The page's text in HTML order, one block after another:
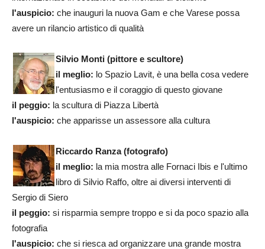
l'auspicio: che inauguri la nuova Gam e che Varese possa
avere un rilancio artistico di qualità
Silvio Monti (pittore e scultore)
il meglio: lo Spazio Lavit, è una bella cosa vedere
l'entusiasmo e il coraggio di questo giovane
il peggio: la scultura di Piazza Libertà
l'auspicio: che apparisse un assessore alla cultura
Riccardo Ranza (fotografo)
il meglio: la mia mostra alle Fornaci Ibis e l'ultimo
libro di Silvio Raffo, oltre ai diversi interventi di
Sergio di Siero
il peggio: si risparmia sempre troppo e si da poco spazio alla
fotografia
l'auspicio: che si riesca ad organizzare una grande mostra